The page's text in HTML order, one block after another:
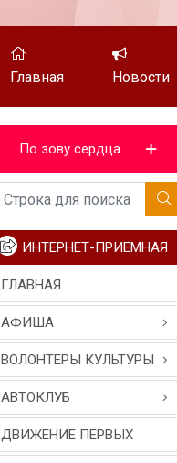
Главная Новости
По зову сердца
ИНТЕРНЕТ-ПРИЕМНАЯ
ГЛАВНАЯ
АФИША
ВОЛОНТЕРЫ КУЛЬТУРЫ
АВТОКЛУБ
ДВИЖЕНИЕ ПЕРВЫХ